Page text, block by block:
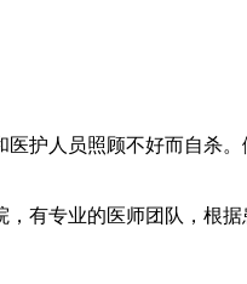
护人员照顾不好而自杀
有专业的医师团队，根